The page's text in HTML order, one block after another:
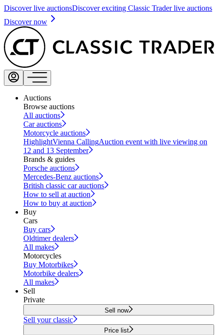
Discover live auctionsDiscover exciting Classic Trader live auctions
Discover now
Auctions
Browse auctions
All auctions
Car auctions
Motorcycle auctions
HighlightVienna CallingAuction event with live viewing on
12 and 13 September
Brands & guides
Porsche auctions
Mercedes-Benz auctions
British classic car auctions
How to sell at auction
How to buy at auction
Buy
Cars
Buy cars
Oldtimer dealers
All makes
Motorcycles
Buy Motorbikes
Motorbike dealers
All makes
Sell
Private
Sell now
Sell your classic
Price list